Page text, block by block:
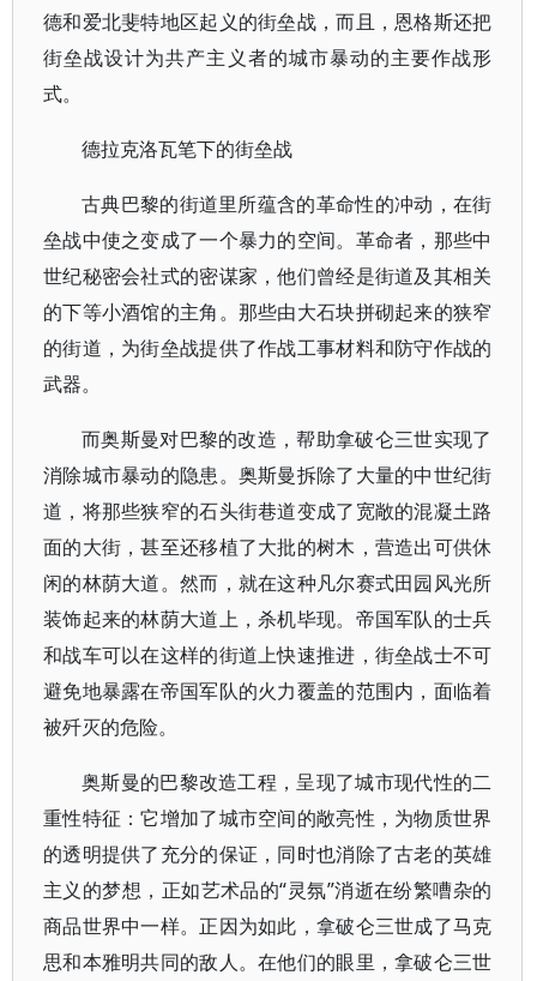
德和爱北斐特地区起义的街垒战，而且，恩格斯还把
街垒战设计为共产主义者的城市暴动的主要作战形
式。
德拉克洛瓦笔下的街垒战
古典巴黎的街道里所蕴含的革命性的冲动，在街
垒战中使之变成了一个暴力的空间。革命者，那些中
世纪秘密会社式的密谋家，他们曾经是街道及其相关
的下等小酒馆的主角。那些由大石块拼砌起来的狭窄
的街道，为街垒战提供了作战工事材料和防守作战的
武器。
而奥斯曼对巴黎的改造，帮助拿破仑三世实现了
消除城市暴动的隐患。奥斯曼拆除了大量的中世纪街
道，将那些狭窄的石头街巷道变成了宽敞的混凝土路
面的大街，甚至还移植了大批的树木，营造出可供休
闲的林荫大道。然而，就在这种凡尔赛式田园风光所
装饰起来的林荫大道上，杀机毕现。帝国军队的士兵
和战车可以在这样的街道上快速推进，街垒战士不可
避免地暴露在帝国军队的火力覆盖的范围内，面临着
被歼灭的危险。
奥斯曼的巴黎改造工程，呈现了城市现代性的二
重性特征：它增加了城市空间的敞亮性，为物质世界
的透明提供了充分的保证，同时也消除了古老的英雄
主义的梦想，正如艺术品的“灵氛”消逝在纷繁嘈杂的
商品世界中一样。正因为如此，拿破仑三世成了马克
思和本雅明共同的敌人。在他们的眼里，拿破仑三世